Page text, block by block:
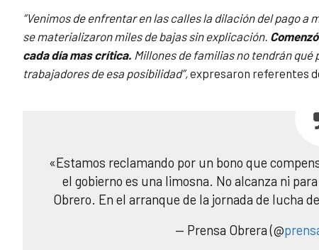
“Venimos de enfrentar en las calles la dilación del pago
se materializaron miles de bajas sin explicación.
cada día mas crítica. Millones de familias no tendrán qué
trabajadores de esa posibilidad”,expresaron referentes
«Estamos reclamando por un bono que
el gobierno es una limosna. No alcanza ni
Obrero. En el arranque de la jornada de lucha
— Prensa Obrera (@